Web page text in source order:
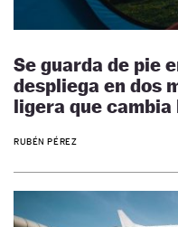
Se guarda de pie
despliega en dos
ligera que
RUBÉN PÉREZ